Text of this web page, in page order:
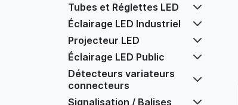
Tubes et Réglettes LED
Éclairage LED Industriel
Projecteur LED
Éclairage LED Public
Détecteurs variateurs
connecteurs
Signalisation / Balises